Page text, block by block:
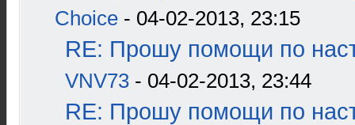
Choice - 04-02-2013, 23:15
RE: Прошу помощи по
VNV73 - 04-02-2013, 23:44
RE: Прошу помощи по